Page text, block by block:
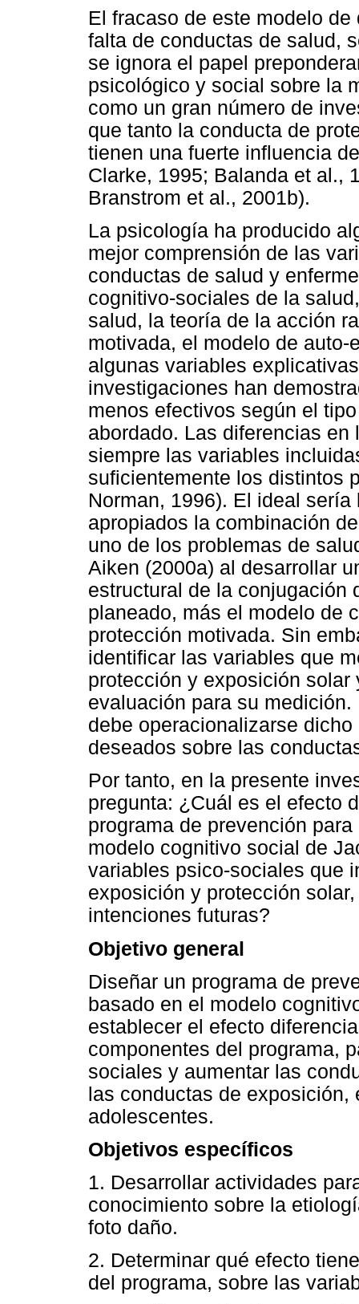
El fracaso de este modelo
falta de conductas de salud,
se ignora el papel
psicológico y social sobre la
como un gran número de
que tanto la conducta de
tienen una fuerte influencia
Clarke, 1995; Balanda et al.,
Branstrom et al., 2001b).
La psicología ha producido
mejor comprensión de las
conductas de salud y
cognitivo-sociales de la
salud, la teoría de la acción
motivada, el modelo de
algunas variables
investigaciones han
menos efectivos según el
abordado. Las diferencias
siempre las variables
suficientemente los distintos
Norman, 1996). El ideal
apropiados la combinación
uno de los problemas de
Aiken (2000a) al desarrollar
estructural de la conjugación
planeado, más el modelo de
protección motivada. Sin
identificar las variables que
protección y exposición
evaluación para su
debe operacionalizarse
deseados sobre las
Por tanto, en la presente
pregunta: ¿Cuál es el efecto
programa de prevención
modelo cognitivo social de
variables psico-sociales que
exposición y protección
intenciones futuras?
Objetivo general
Diseñar un programa de
basado en el modelo
establecer el efecto
componentes del programa,
sociales y aumentar las
las conductas de exposición,
adolescentes.
Objetivos específicos
1. Desarrollar actividades
conocimiento sobre la
foto daño.
2. Determinar qué efecto
del programa, sobre las